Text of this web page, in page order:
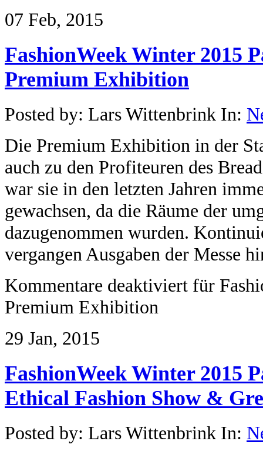
07 Feb, 2015
FashionWeek Winter 2015
Premium Exhibition
Posted by: Lars Wittenbrink In:
Die Premium Exhibition in der
auch zu den Profiteuren des
war sie in den letzten Jahren
gewachsen, da die Räume der
dazugenommen wurden.
vergangen Ausgaben der Messe
Kommentare deaktiviert für
Premium Exhibition
29 Jan, 2015
FashionWeek Winter 2015
Ethical Fashion Show &
Posted by: Lars Wittenbrink In: